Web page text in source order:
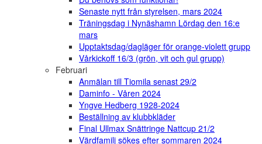
Senaste nytt från styrelsen, mars 2024
Träningsdag i Nynäshamn Lördag den 16:e
mars
Upptaktsdag/dagläger för orange-violett grupp
Vårkickoff 16/3 (grön, vit och gul grupp)
Februari
Anmälan till Tiomila senast 29/2
Daminfo - Våren 2024
Yngve Hedberg 1928-2024
Beställning av klubbkläder
Final Ullmax Snättringe Nattcup 21/2
Värdfamilj sökes efter sommaren 2024